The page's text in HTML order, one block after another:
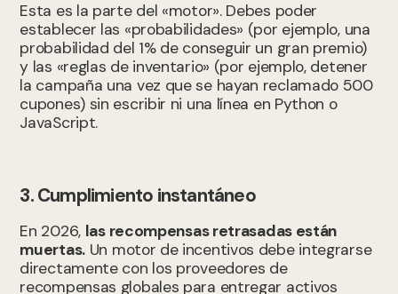
Esta es la parte del «motor». Debes poder
establecer las «probabilidades» (por ejemplo, una
probabilidad del 1% de conseguir un gran premio)
y las «reglas de inventario» (por ejemplo, detener
la campaña una vez que se hayan reclamado 500
cupones) sin escribir ni una línea en Python o
JavaScript.
3. Cumplimiento instantáneo
En 2026, las recompensas retrasadas están
muertas. Un motor de incentivos debe integrarse
directamente con los proveedores de
recompensas globales para entregar activos